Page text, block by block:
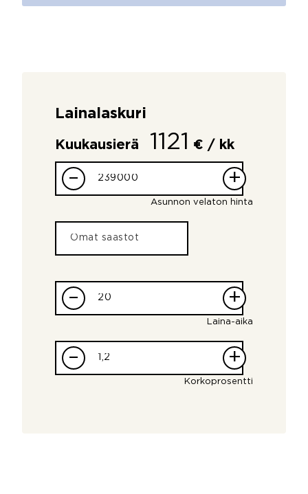
Lainalaskuri
Kuukausierä 1121 € / kk
– +
Asunnon velaton hinta
– +
Laina-aika
– +
Korkoprosentti